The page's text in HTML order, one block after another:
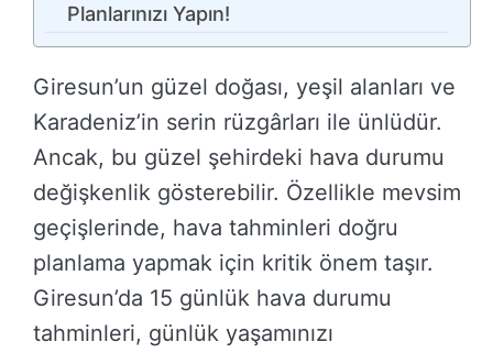
Planlarınızı Yapın!
Giresun’un güzel doğası, yeşil alanları ve
Karadeniz’in serin rüzgârları ile ünlüdür.
Ancak, bu güzel şehirdeki hava durumu
değişkenlik gösterebilir. Özellikle mevsim
geçişlerinde, hava tahminleri doğru
planlama yapmak için kritik önem taşır.
Giresun’da 15 günlük hava durumu
tahminleri, günlük yaşamınızı